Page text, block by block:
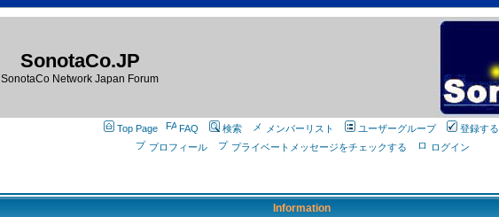
SonotaCo.JP
SonotaCo Network Japan Forum
Top Page FAQ 検索 メンバーリスト ユーザーグループ
登録する
プロフィール
プライベートメッセージをチェックする ログイン
Information